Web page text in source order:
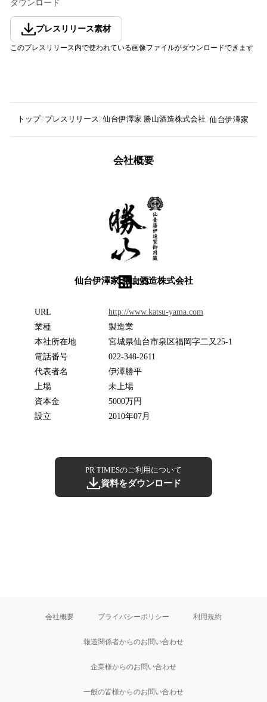
ダウンロード
プレスリリース素材
このプレスリリース内で使われている画像ファイルがダウンロードできます
トップ プレスリリース 仙台伊澤家 勝山酒造株式会社 仙台伊澤家 勝
会社概要
仙台伊澤家 勝山酒造株式会社
RSS
URL
http://www.katsu-yama.com
業種
製造業
本社所在地
宮城県仙台市泉区福岡字二又25-1
電話番号
022-348-2611
代表者名
伊澤勝平
上場
未上場
資本金
5000万円
設立
2010年07月
PR TIMESのご利用について
資料をダウンロード
会社概要 プライバシーポリシー 利用規約
報道関係者からのお問い合わせ
企業様からのお問い合わせ
一般の皆様からのお問い合わせ